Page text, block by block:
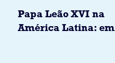
Papa Leão XVI na
América Latina: em